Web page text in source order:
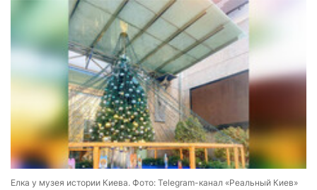
Елка у музея истории Киева. Фото: Telegram-канал «Реальный Киев»